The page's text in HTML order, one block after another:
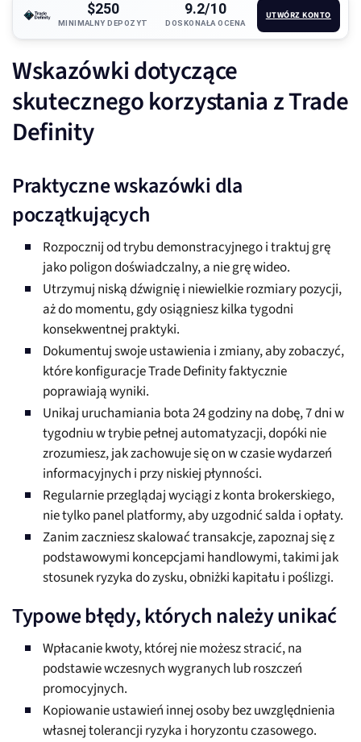
$250
MINIMALNY DEPOZYT
9.2/10
DOSKONAŁA OCENA
UTWÓRZ KONTO
Wskazówki dotyczące
skutecznego korzystania z Trade
Definity
Praktyczne wskazówki dla
początkujących
Rozpocznij od trybu demonstracyjnego i traktuj grę
jako poligon doświadczalny, a nie grę wideo.
Utrzymuj niską dźwignię i niewielkie rozmiary pozycji,
aż do momentu, gdy osiągniesz kilka tygodni
konsekwentnej praktyki.
Dokumentuj swoje ustawienia i zmiany, aby zobaczyć,
które konfiguracje Trade Definity faktycznie
poprawiają wyniki.
Unikaj uruchamiania bota 24 godziny na dobę, 7 dni w
tygodniu w trybie pełnej automatyzacji, dopóki nie
zrozumiesz, jak zachowuje się on w czasie wydarzeń
informacyjnych i przy niskiej płynności.
Regularnie przeglądaj wyciągi z konta brokerskiego,
nie tylko panel platformy, aby uzgodnić salda i opłaty.
Zanim zaczniesz skalować transakcje, zapoznaj się z
podstawowymi koncepcjami handlowymi, takimi jak
stosunek ryzyka do zysku, obniżki kapitału i poślizgi.
Typowe błędy, których należy unikać
Wpłacanie kwoty, której nie możesz stracić, na
podstawie wczesnych wygranych lub roszczeń
promocyjnych.
Kopiowanie ustawień innej osoby bez uwzględnienia
własnej tolerancji ryzyka i horyzontu czasowego.